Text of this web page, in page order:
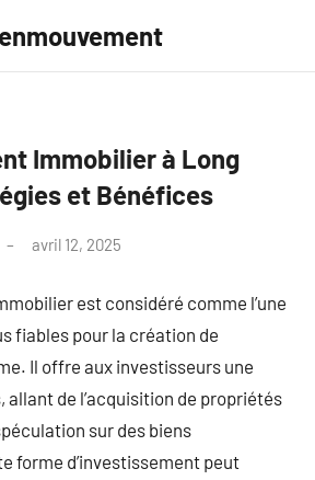
Immobilier à Long
et Bénéfices
avril 12, 2025
est considéré comme l’une
fiables pour la création de
Il offre aux investisseurs une
allant de l’acquisition de propriétés
sur des biens
forme d’investissement peut